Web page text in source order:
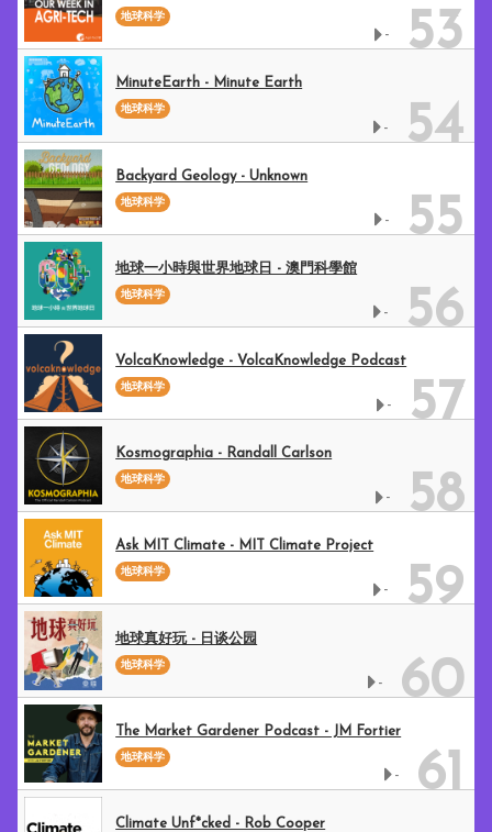
- 53
地球科学
- 54
MinuteEarth - Minute Earth
地球科学
- 55
Backyard Geology - Unknown
地球科学
- 56
地球一小時與世界地球日 - 澳門科學館
地球科学
- 57
VolcaKnowledge - VolcaKnowledge Podcast
地球科学
- 58
Kosmographia - Randall Carlson
地球科学
- 59
Ask MIT Climate - MIT Climate Project
地球科学
- 60
地球真好玩 - 日谈公园
地球科学
- 61
The Market Gardener Podcast - JM Fortier
地球科学
Climate Unf*cked - Rob Cooper